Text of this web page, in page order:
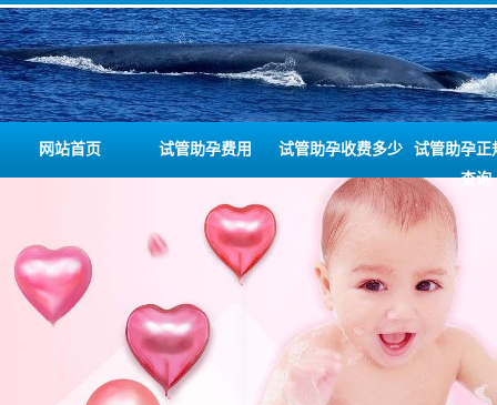
网站首页 试管助孕费用 试管助孕收费多少
试管助孕正
查询